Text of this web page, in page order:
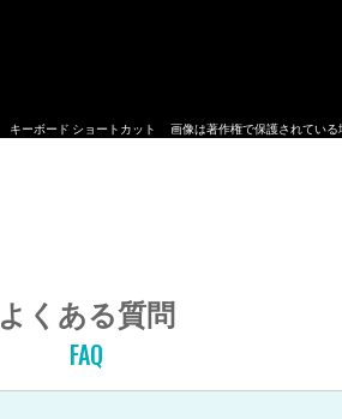
キーボード ショートカット 画像は著作権で保護されている
よくある質問
FAQ